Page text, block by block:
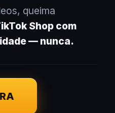
queima
Shop com
— nunca.